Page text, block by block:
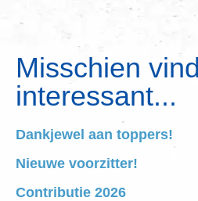
Misschien
interessant...
Dankjewel aan toppers!
Nieuwe voorzitter!
Contributie 2026